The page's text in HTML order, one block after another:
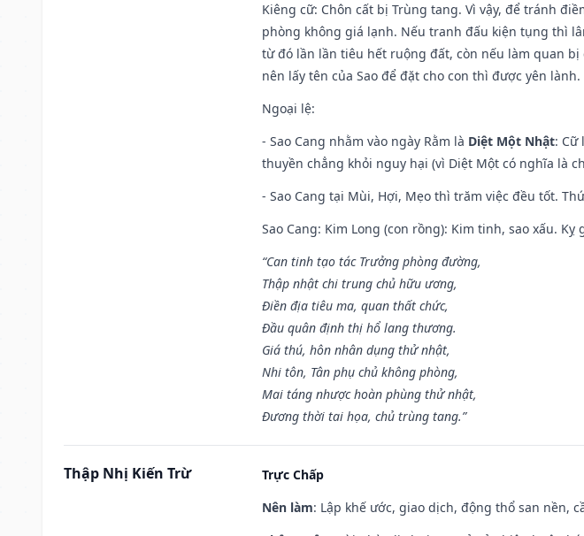
Kiêng cữ: Chôn cất bị Trùng tang. Vì vậy, để tránh
phòng không giá lạnh. Nếu tranh đấu kiện tụng thì
từ đó lần lần tiêu hết ruộng đất, còn nếu làm quan bị
nên lấy tên của Sao để đặt cho con thì được yên lành.
Ngoại lệ:
- Sao Cang nhằm vào ngày Rằm là Diệt Một Nhật: Cữ
thuyền chẳng khỏi nguy hại (vì Diệt Một có nghĩa là
- Sao Cang tại Mùi, Hợi, Mẹo thì trăm việc đều tốt.
Sao Cang: Kim Long (con rồng): Kim tinh, sao xấu.
“Can tinh tạo tác Trưởng phòng đường,
Thập nhật chi trung chủ hữu ương,
Điền địa tiêu ma, quan thất chức,
Đầu quân định thị hổ lang thương.
Giá thú, hôn nhân dụng thử nhật,
Nhi tôn, Tân phụ chủ không phòng,
Mai táng nhược hoàn phùng thử nhật,
Đương thời tai họa, chủ trùng tang.”
Thập Nhị Kiến Trừ
Trực Chấp
Nên làm: Lập khế ước, giao dịch, động thổ san nền,